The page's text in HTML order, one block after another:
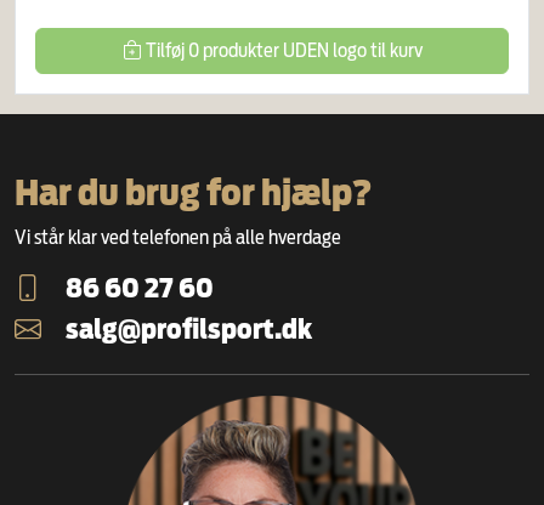
Tilføj 0produkter UDEN logotil kurv
Har du brug for hjælp?
Vi står klar ved telefonen på alle hverdage
86 60 27 60
salg@profilsport.dk